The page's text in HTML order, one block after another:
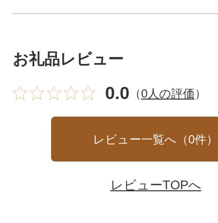
お礼品レビュー
0.0 （0人の評価）
レビュー一覧へ（0件）
レビューTOPへ